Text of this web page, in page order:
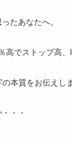
たあなたへ。
高でストップ高
本質をお伝えし
・・